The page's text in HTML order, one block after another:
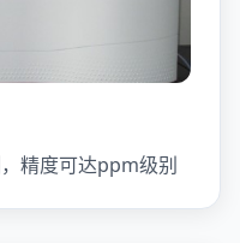
精度可达ppm级别